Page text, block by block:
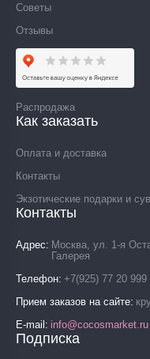
Советы
Отзывы
Распродажа
Как заказать
Оплата и доставка
Контакты
Экзотические подарки и
Контакты
Адрес
Москва, ул. 1-я
Галерея
Телефон +7(925) 77 20 999
Прием заказов на сайте
E-mail
info@cocosmarket.ru
Подписка